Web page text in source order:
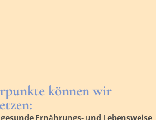
können wir
gesunde Ernährungs- und Lebensweise